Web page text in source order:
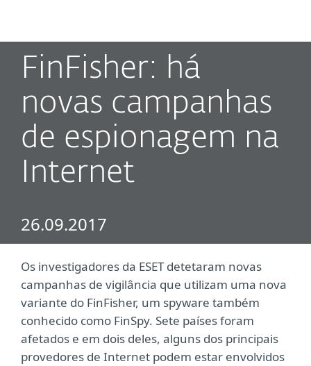
FinFisher: há
novas campanhas
de espionagem na
Internet
26.09.2017
Os investigadores da ESET detetaram novas
campanhas de vigilância que utilizam uma nova
variante do FinFisher, um spyware também
conhecido como FinSpy. Sete países foram
afetados e em dois deles, alguns dos principais
provedores de Internet podem estar envolvidos